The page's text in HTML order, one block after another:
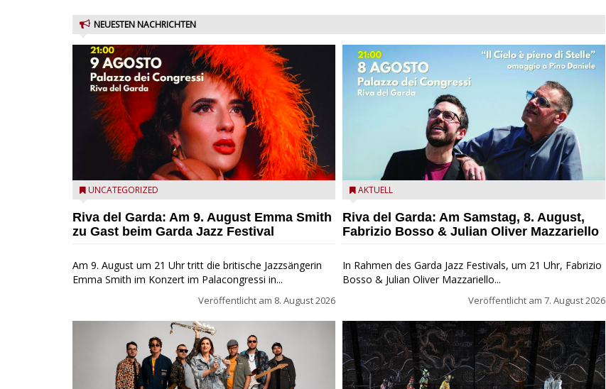
NEUESTEN NACHRICHTEN
Riva del Garda - Emma Smith zu Gast beim Garda Jazz
UNCATEGORIZED
Riva del Garda: Am 9. August Emma Smith
zu Gast beim Garda Jazz Festival
Am 9. August um 21 Uhr tritt die britische Jazzsängerin
Emma Smith im Konzert im Palacongressi in...
Veröffentlicht am 8. August 2026
Fabrizio Bosso & Julian Oliver Mazzariello zu Gast beim
AKTUELL
Riva del Garda: Am Samstag, 8. August,
Fabrizio Bosso & Julian Oliver Mazzariello
In Rahmen des Garda Jazz Festivals, um 21 Uhr, Fabrizio
Bosso & Julian Oliver Mazzariello...
Veröffentlicht am 7. August 2026